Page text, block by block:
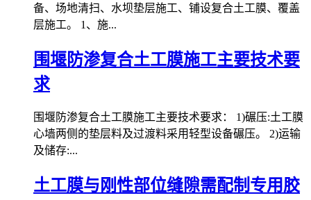
备、场地清扫、水坝垫层施工、铺设复合土工膜、覆盖
层施工。 1、施...
围堰防渗复合土工膜施工主要技术要
求
围堰防渗复合土工膜施工主要技术要求： 1)碾压:土工膜
心墙两侧的垫层料及过渡料采用轻型设备碾压。 2)运输
及储存:...
土工膜与刚性部位缝隙需配制专用胶